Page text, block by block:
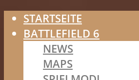
STARTSEITE
BATTLEFIELD 6
NEWS
MAPS